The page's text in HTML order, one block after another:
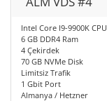
Intel Core I9-9900K CPU
6 GB DDR4 Ram
4 Çekirdek
70 GB NVMe Disk
Limitsiz Trafik
1 Gbit Port
Almanya / Hetzner